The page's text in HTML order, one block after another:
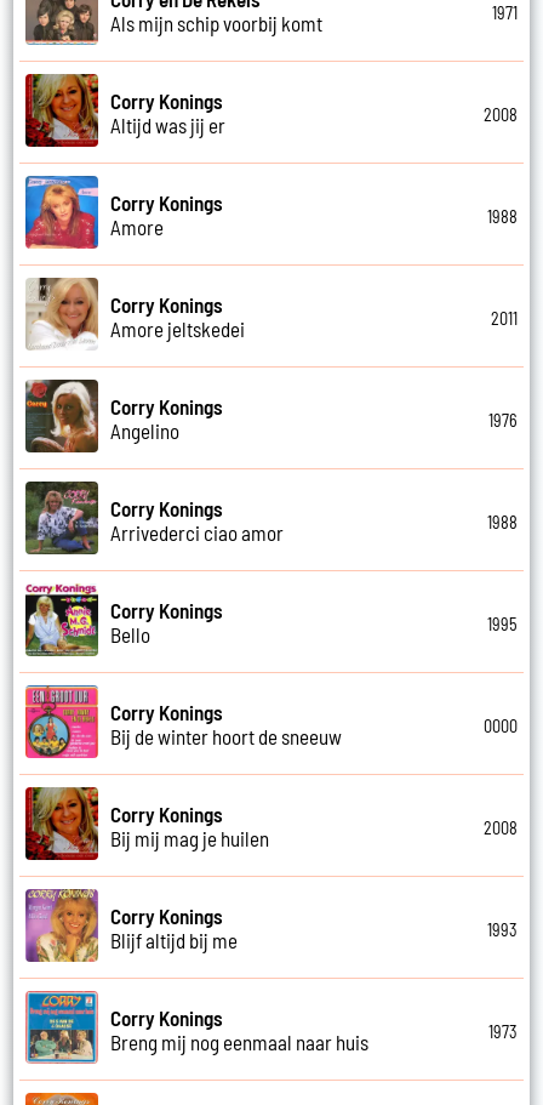
Als mijn schip voorbij komt
1971
Corry Konings
Altijd was jij er
2008
Corry Konings
Amore
1988
Corry Konings
Amore jeltskedei
2011
Corry Konings
Angelino
1976
Corry Konings
Arrivederci ciao amor
1988
Corry Konings
Bello
1995
Corry Konings
Bij de winter hoort de sneeuw
0000
Corry Konings
Bij mij mag je huilen
2008
Corry Konings
Blijf altijd bij me
1993
Corry Konings
Breng mij nog eenmaal naar huis
1973